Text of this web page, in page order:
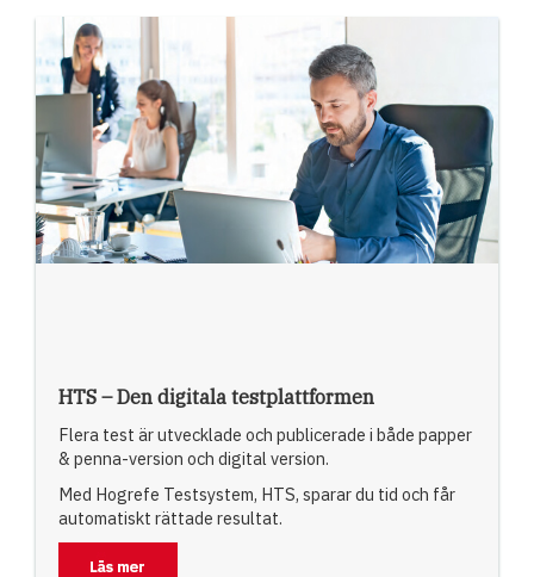
HTS – Den digitala testplattformen
Flera test är utvecklade och publicerade i både papper
& penna-version och digital version.
Med Hogrefe Testsystem, HTS, sparar du tid och får
automatiskt rättade resultat.